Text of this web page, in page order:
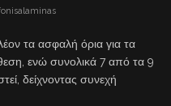
τα ασφαλή όρια για τα
ενώ συνολικά 7 από τα 9
δείχνοντας συνεχή